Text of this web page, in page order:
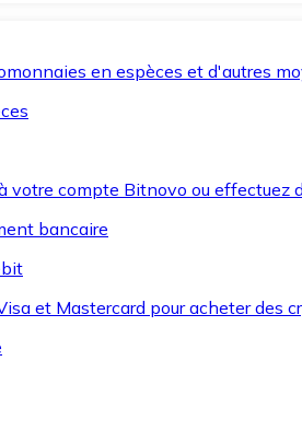
en espèces et d'autres
votre compte Bitnovo ou effectuez
bancaire
et Mastercard pour acheter des